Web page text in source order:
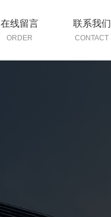
在线留言
ORDER
联系我们
CONTACT